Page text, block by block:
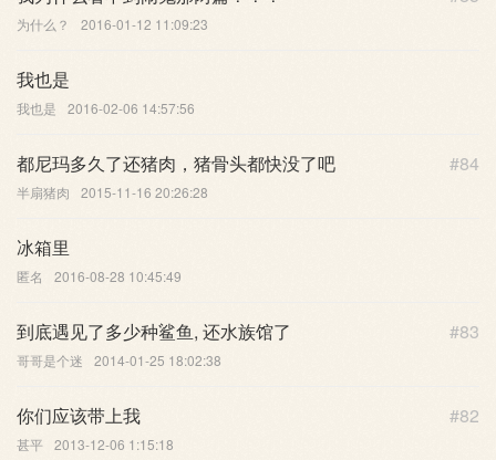
为什么？ 2016-01-12 11:09:23
我也是
我也是 2016-02-06 14:57:56
#84
都尼玛多久了还猪肉，猪骨头都快没了吧
半扇猪肉 2015-11-16 20:26:28
冰箱里
匿名 2016-08-28 10:45:49
#83
到底遇见了多少种鲨鱼, 还水族馆了
哥哥是个迷 2014-01-25 18:02:38
#82
你们应该带上我
甚平 2013-12-06 1:15:18